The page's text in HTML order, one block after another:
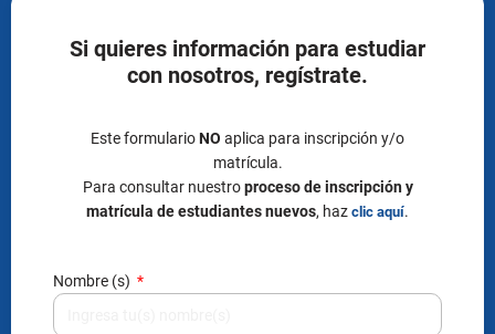
Si quieres información para estudiar
con nosotros, regístrate.
Este formularioNO aplica para inscripción y/o
matrícula.
Para consultar nuestroproceso de inscripción y
matrícula de estudiantes nuevos, haz clic aquí.
Nombre (s)